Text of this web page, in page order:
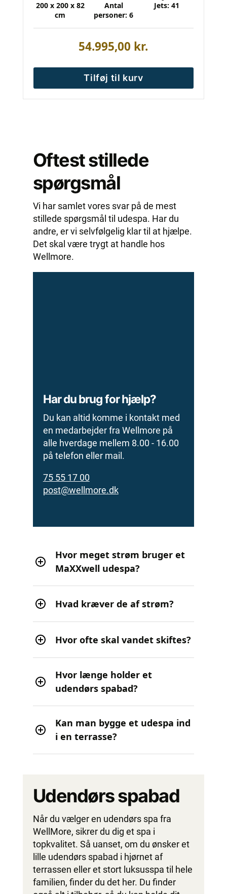
200 x 200 x 82
cm
Antal
personer: 6
Jets: 41
54.995,00 kr.
Tilføj til kurv
Oftest stillede
spørgsmål
Vi har samlet vores svar på de mest
stillede spørgsmål til udespa. Har du
andre, er vi selvfølgelig klar til at hjælpe.
Det skal være trygt at handle hos
Wellmore.
Har du brug for hjælp?
Du kan altid komme i kontakt med
en medarbejder fra Wellmore på
alle hverdage mellem 8.00 - 16.00
på telefon eller mail.
75 55 17 00
post@wellmore.dk
Hvor meget strøm bruger et
MaXXwell udespa?
Hvad kræver de af strøm?
Hvor ofte skal vandet skiftes?
Hvor længe holder et
udendørs spabad?
Kan man bygge et udespa ind
i en terrasse?
Udendørs spabad
Når du vælger en udendørs spa fra
WellMore, sikrer du dig et spa i
topkvalitet. Så uanset, om du ønsker et
lille udendørs spabad i hjørnet af
terrassen eller et stort luksusspa til hele
familien, finder du det her. Du finder